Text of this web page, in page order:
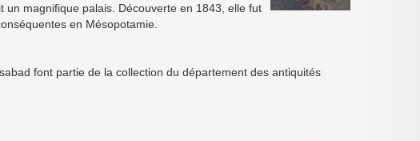
un magnifique palais. Découverte en 1843, elle fut
en Mésopotamie.
font partie de la collection du département des antiquités